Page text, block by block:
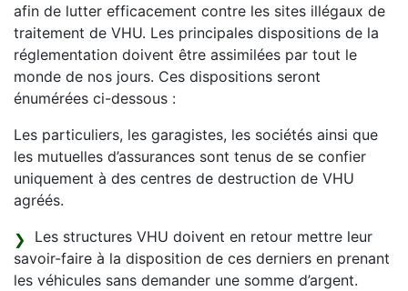
afin de lutter efficacement contre les sites illégaux de
traitement de VHU. Les principales dispositions de la
réglementation doivent être assimilées par tout le
monde de nos jours. Ces dispositions seront
énumérées ci-dessous :
Les particuliers, les garagistes, les sociétés ainsi que
les mutuelles d’assurances sont tenus de se confier
uniquement à des centres de destruction de VHU
agréés.
Les structures VHU doivent en retour mettre leur
savoir-faire à la disposition de ces derniers en prenant
les véhicules sans demander une somme d’argent.